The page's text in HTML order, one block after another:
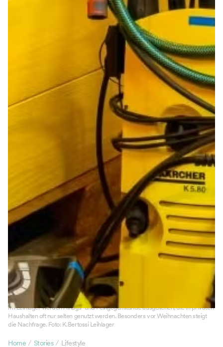
Im Leihlager werden Alltags- und Festgegenstände ausgeliehen, die in privaten
Haushalten oft nur selten genutzt werden. Besonders vor Weihnachten steigt
die Nachfrage. Foto: K.Bertossi Leihlager
Home / Stories / Lifestyle